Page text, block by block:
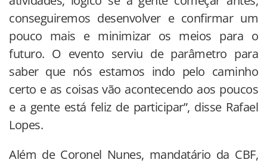
conseguiremos desenvolver e confirmar um
pouco mais e minimizar os meios para o
futuro. O evento serviu de parâmetro para
saber que nós estamos indo pelo caminho
certo e as coisas vão acontecendo aos poucos
e a gente está feliz de participar”, disse Rafael
Lopes.
Além de Coronel Nunes, mandatário da CBF,